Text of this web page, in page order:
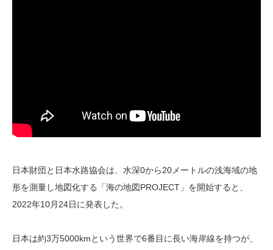
日本財団と日本水路協会は、水深0から20メートルの浅海域の地
形を測量し地図化する「海の地図PROJECT」を開始すると、
2022年10月24日に発表した。
日本は約3万5000kmという世界で6番目に長い海岸線を持つが、